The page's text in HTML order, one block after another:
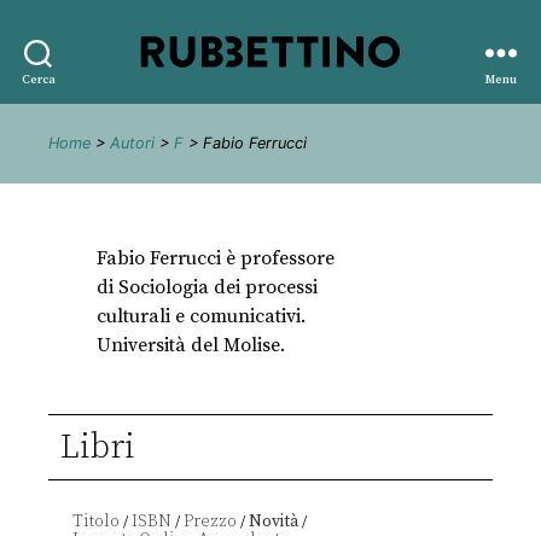
Cerca
editore
Menu
Home > Autori > F > Fabio Ferrucci
Fabio Ferrucci è professore
di Sociologia dei processi
culturali e comunicativi.
Università del Molise.
Libri
Titolo /ISBN /Prezzo /Novità/